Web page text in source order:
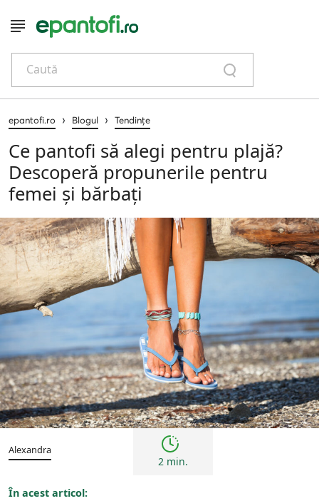
Caută
epantofi.ro › Blogul › Tendințe
Ce pantofi să alegi pentru plajă?
Descoperă propunerile pentru
femei și bărbați
Tendințe
Alexandra
2 min.
În acest articol: